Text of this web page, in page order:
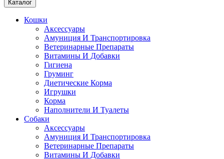
Каталог
Кошки
Аксессуары
Амуниция И Транспортировка
Ветеринарные Препараты
Витамины И Добавки
Гигиена
Груминг
Диетические Корма
Игрушки
Корма
Наполнители И Туалеты
Собаки
Аксессуары
Амуниция И Транспортировка
Ветеринарные Препараты
Витамины И Добавки